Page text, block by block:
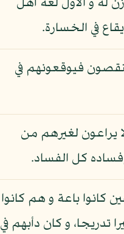
له و الأول لغة أهل
في الخسارة.
فيوقعونهم في
يراعون لغيرهم من
كل الفساد.
كانوا باعة و هم كانوا
تدريجا، و كان دأبهم في